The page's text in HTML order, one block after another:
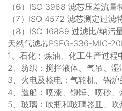
（6）ISO 3968 滤芯压差流量
（7）ISO 4572 滤芯测定过滤
（8）ISO 16889 过滤比/纳污
天然气滤芯PSFG-336-MIC-
1、石化：炼油、化工生产过
2、纺织：搅拌液体、气吊、
3、火电及核电：气轮机、锅
4、造船：喷漆、铆锤、喷砂
5、玻璃：吹瓶和玻璃器皿、